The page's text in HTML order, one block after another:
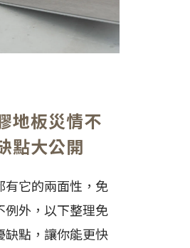
地板災情不
點大公開
有它的兩面性，免
例外，以下整理免
缺點，讓你能更快